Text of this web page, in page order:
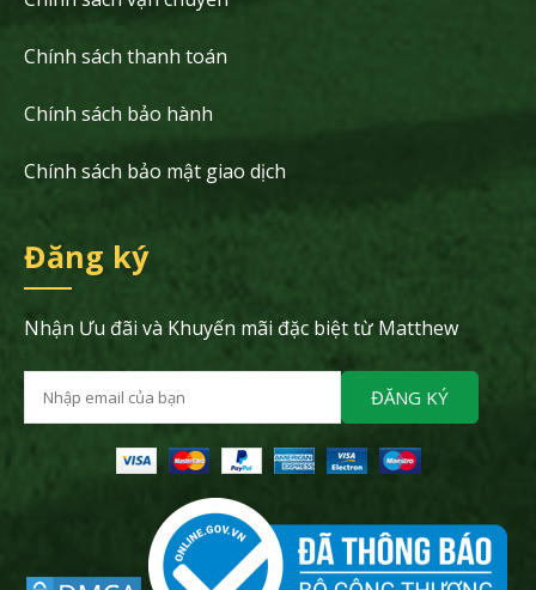
Chính sách thanh toán
Chính sách bảo hành
Chính sách bảo mật giao dịch
Đăng ký
Nhận Ưu đãi và Khuyến mãi đặc biệt từ Matthew
ĐĂNG KÝ